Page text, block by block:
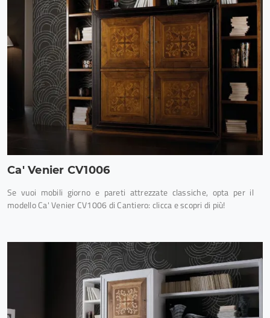
Ca' Venier CV1006
Se vuoi mobili giorno e pareti attrezzate classiche, opta per il
modello Ca' Venier CV1006 di Cantiero: clicca e scopri di più!